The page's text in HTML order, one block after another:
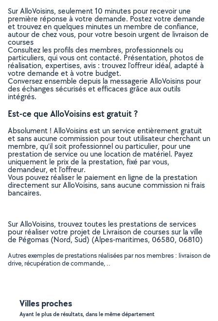
Sur AlloVoisins, seulement 10 minutes pour recevoir une
première réponse à votre demande. Postez votre demande
et trouvez en quelques minutes un membre de confiance,
autour de chez vous, pour votre besoin urgent de livraison de
courses
Consultez les profils des membres, professionnels ou
particuliers, qui vous ont contacté. Présentation, photos de
réalisation, expertises, avis : trouvez l'offreur idéal, adapté à
votre demande et à votre budget.
Conversez ensemble depuis la messagerie AlloVoisins pour
des échanges sécurisés et efficaces grâce aux outils
intégrés.
Est-ce que AlloVoisins est gratuit ?
Absolument ! AlloVoisins est un service entièrement gratuit
et sans aucune commission pour tout utilisateur cherchant un
membre, qu’il soit professionnel ou particulier, pour une
prestation de service ou une location de matériel. Payez
uniquement le prix de la prestation, fixé par vous,
demandeur, et l’offreur.
Vous pouvez réaliser le paiement en ligne de la prestation
directement sur AlloVoisins, sans aucune commission ni frais
bancaires.
Sur AlloVoisins, trouvez toutes les prestations de services
pour réaliser votre projet de Livraison de courses sur la ville
de Pégomas (Nord, Sud) (Alpes-maritimes, 06580, 06810)
Autres exemples de prestations réalisées par nos membres : livraison de
drive, récupération de commande, ..
Villes proches
Ayant le plus de résultats, dans le même département